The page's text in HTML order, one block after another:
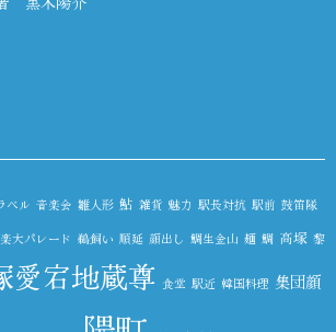
ベル 音楽会 雛人形 鮎 雑貨 魅力 駅長対抗 駅前 鼓笛隊
大パレード 鵜飼い 順延 顔出し 鯛生金山 麺 鯛 高塚 黎
愛宕地蔵尊 食堂 駅近 韓国料理 集団顔